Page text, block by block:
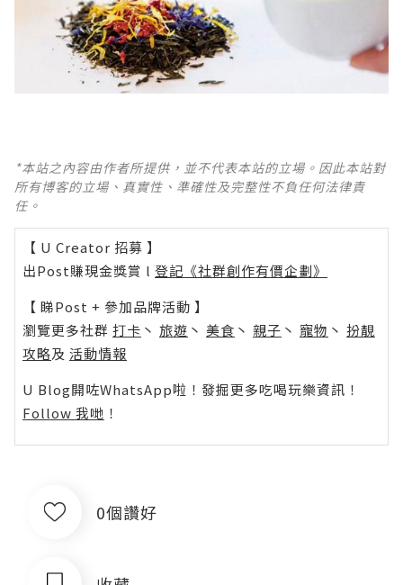
*本站之內容由作者所提供，並不代表本站的立場。因此本站對
所有博客的立場、真實性、準確性及完整性不負任何法律責
任。
【 U Creator 招募 】
出Post賺現金獎賞 l 登記《社群創作有價企劃》
【 睇Post + 參加品牌活動 】
瀏覽更多社群 打卡 丶 旅遊 丶 美食 丶 親子 丶 寵物 丶 扮靚
攻略及 活動情報
U Blog開咗WhatsApp啦！發掘更多吃喝玩樂資訊！
Follow 我哋 ！
0個讚好